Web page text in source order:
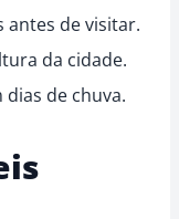
antes de visitar.
da cidade.
de chuva.